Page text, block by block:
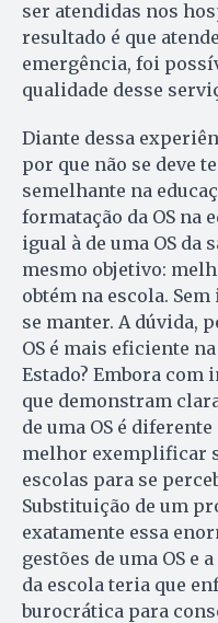
ser atendidas nos
resultado é que
emergência, foi
qualidade desse
Diante dessa
por que não se deve
semelhante na
formatação da OS na
igual à de uma OS da
mesmo objetivo:
obtém na escola.
se manter. A dúvida,
OS é mais eficiente
Estado? Embora com
que demonstram
de uma OS é
melhor exemplificar
escolas para se
Substituição de um
exatamente essa
gestões de uma OS e
da escola teria que
burocrática para